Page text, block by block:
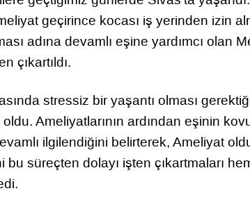
geçirince kocası iş yerinden izin
adına devamlı eşine yardımcı olan
çıkartıldı.
stressiz bir yaşantı olması
Ameliyatlarının ardından eşinin
ilgilendiğini belirterek, Ameliyat
süreçten dolayı işten çıkartmaları